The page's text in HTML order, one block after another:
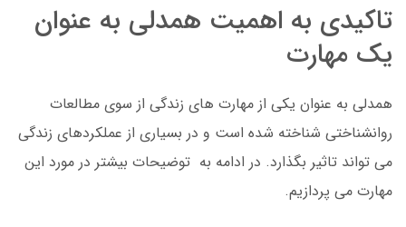
تاکیدی به اهمیت همدلی به عنوان
یک مهارت
همدلی به عنوان یکی از مهارت های زندگی از سوی مطالعات
روانشناختی شناخته شده است و در بسیاری از عملکردهای زندگی
می تواند تاثیر بگذارد. در ادامه به توضیحات بیشتر در مورد این
مهارت می پردازیم.